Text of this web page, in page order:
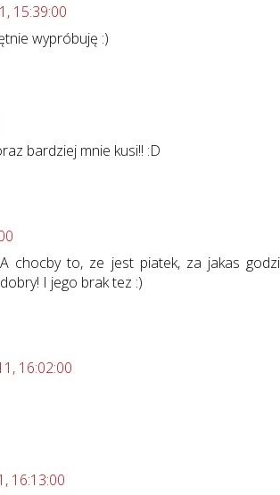
15:39:00
wypróbuję :)
bardziej mnie kusi!! :D
chocby to, ze jest piatek, za jakas
I jego brak tez :)
16:02:00
16:13:00